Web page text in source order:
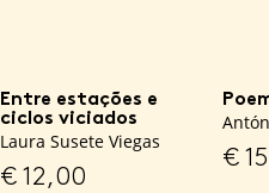
Entre estações e
ciclos viciados
Laura Susete Viegas
€12,00
€